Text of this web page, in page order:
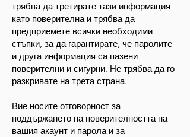
трябва да третирате тази информация
като поверителна и трябва да
предприемете всички необходими
стъпки, за да гарантирате, че паролите
и друга информация са пазени
поверителни и сигурни. Не трябва да го
разкривате на трета страна.
Вие носите отговорност за
поддържането на поверителността на
вашия акаунт и парола и за